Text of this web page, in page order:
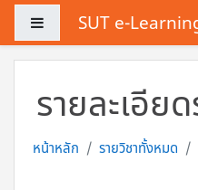
ข้ามไปที่เนื้อหาหลัก
Side panelSUT e-
รายละเอีย
หน้าหลัก รายวิชาทั้งหมด